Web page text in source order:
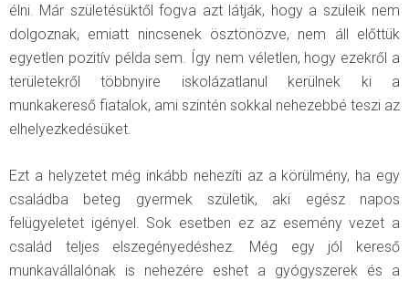
élni. Már születésüktől fogva azt látják, hogy a szüleik nem
dolgoznak, emiatt nincsenek ösztönözve, nem áll előttük
egyetlen pozitív példa sem. Így nem véletlen, hogy ezekről a
területekről többnyire iskolázatlanul kerülnek ki a
munkakereső fiatalok, ami szintén sokkal nehezebbé teszi az
elhelyezkedésüket.
Ezt a helyzetet még inkább nehezíti az a körülmény, ha egy
családba beteg gyermek születik, aki egész napos
felügyeletet igényel. Sok esetben ez az esemény vezet a
család teljes elszegényedéshez. Még egy jól kereső
munkavállalónak is nehezére eshet a gyógyszerek és a